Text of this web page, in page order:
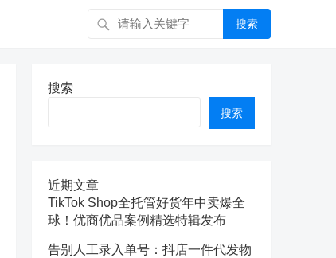
搜索
搜索
搜索
近期文章
TikTok Shop全托管好货年中卖爆全
球！优商优品案例精选特辑发布
告别人工录入单号：抖店一件代发物